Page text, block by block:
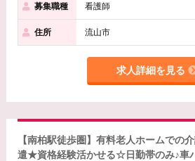
募集職種 看護師
住所 流山市
求人詳細を見る
【南柏駅徒歩圏】有料老人ホームでの
遣★資格経験活かせる☆日勤帯のみ♪車